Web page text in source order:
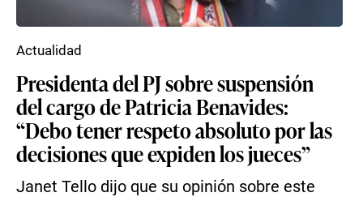
Presidenta del PJ sobre suspensión
del cargo de Patricia Benavides:
“Debo tener respeto absoluto por las
decisiones que expiden los jueces”
Janet Tello dijo que su opinión sobre este
Actualidad